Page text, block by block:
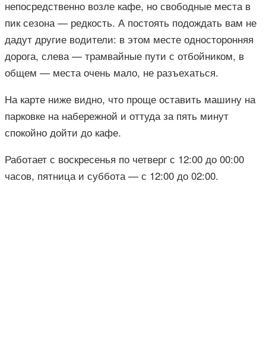
непосредственно возле кафе, но свободные места в
пик сезона — редкость. А постоять подождать вам не
дадут другие водители: в этом месте односторонняя
дорога, слева — трамвайные пути с отбойником, в
общем — места очень мало, не разъехаться.
На карте ниже видно, что проще оставить машину на
парковке на набережной и оттуда за пять минут
спокойно дойти до кафе.
Работает с воскресенья по четверг с 12:00 до 00:00
часов, пятница и суббота — с 12:00 до 02:00.